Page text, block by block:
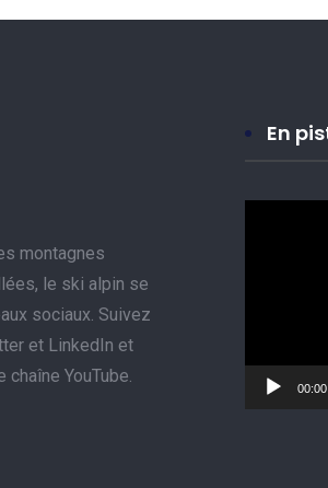
montagnes
le ski alpin se
sociaux. Suivez
et LinkedIn et
YouTube.
En
00:00